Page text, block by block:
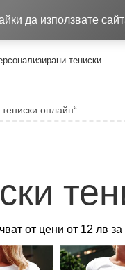
05.08.26
тениски
онлайн“
от цени от 12 лв
да използвате